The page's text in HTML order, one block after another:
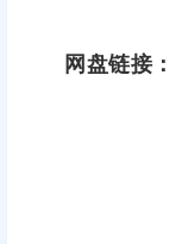
网盘链接：